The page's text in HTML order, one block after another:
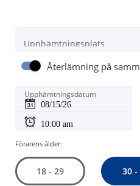
Upphämtningsplats
Återlämning på
Upphämtningsdatum
Förarens ålder:
18 - 29 30 -